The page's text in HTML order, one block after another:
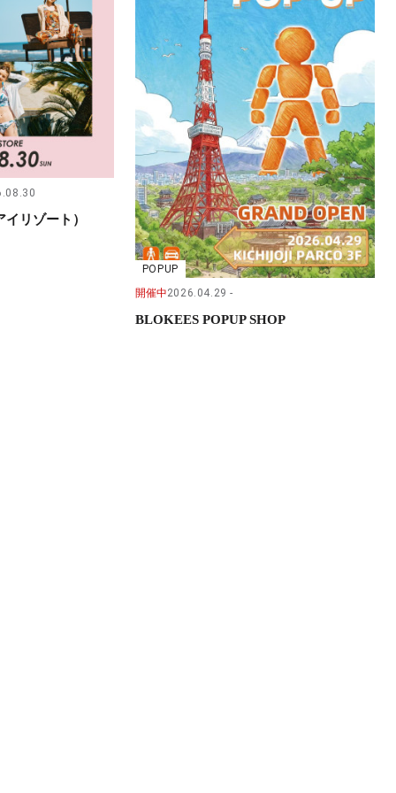
リゾート）
POPUP
開催中2026.04.29
BLOKEES POPUP SHOP